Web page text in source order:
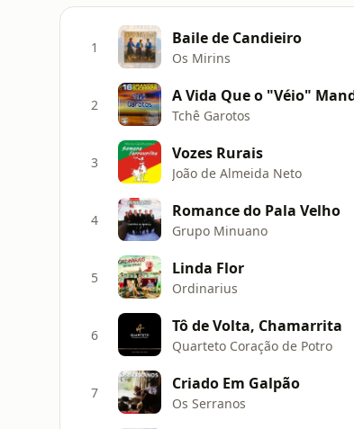
1 Baile de Candieiro
Os Mirins
2 A Vida Que o "Véio"
Tchê Garotos
3 Vozes Rurais
João de Almeida Neto
4 Romance do Pala Velho
Grupo Minuano
5 Linda Flor
Ordinarius
6 Tô de Volta, Chamarrita
Quarteto Coração de Potro
7 Criado Em Galpão
Os Serranos